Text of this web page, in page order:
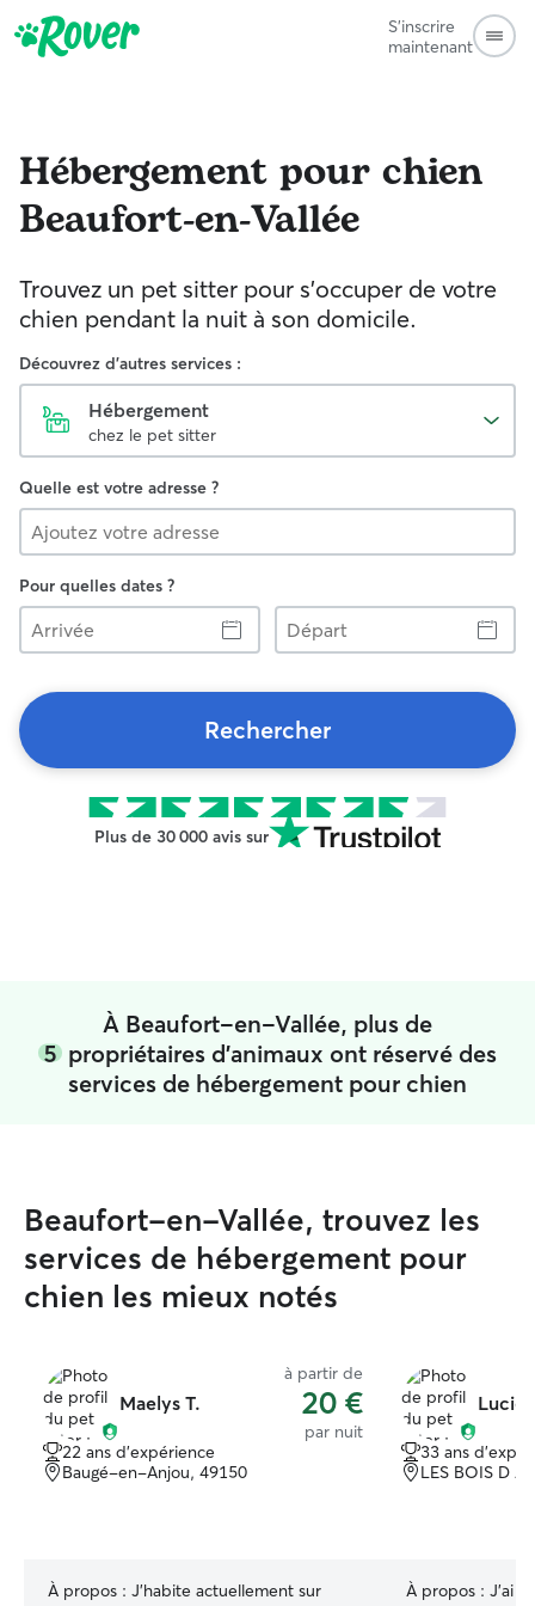
S'inscrire
maintenant
Hébergement pour chien
Beaufort-en-Vallée
Trouvez un pet sitter pour s'occuper de votre
chien pendant la nuit à son domicile.
Découvrez d'autres services :
Hébergement
chez le pet sitter
Quelle est votre adresse ?
Pour quelles dates ?
Arrivée
Départ
Rechercher
Plus de 30 000 avis sur
À Beaufort-en-Vallée, plus de
5 propriétaires d'animaux ont réservé des
services de hébergement pour chien
Beaufort-en-Vallée, trouvez les
services de hébergement pour
chien les mieux notés
Maelys T.
à partir de
20 €
par nuit
22 ans d'expérience
Baugé-en-Anjou, 49150
À propos : J’habite actuellement sur
Lucie
33 ans
LES BOIS D
À propos : J'ai